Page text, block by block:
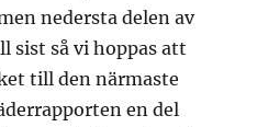
nedersta delen av
sist så vi hoppas att
till den närmaste
en del